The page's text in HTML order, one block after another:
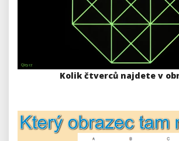
Kolik čtverců najdete v